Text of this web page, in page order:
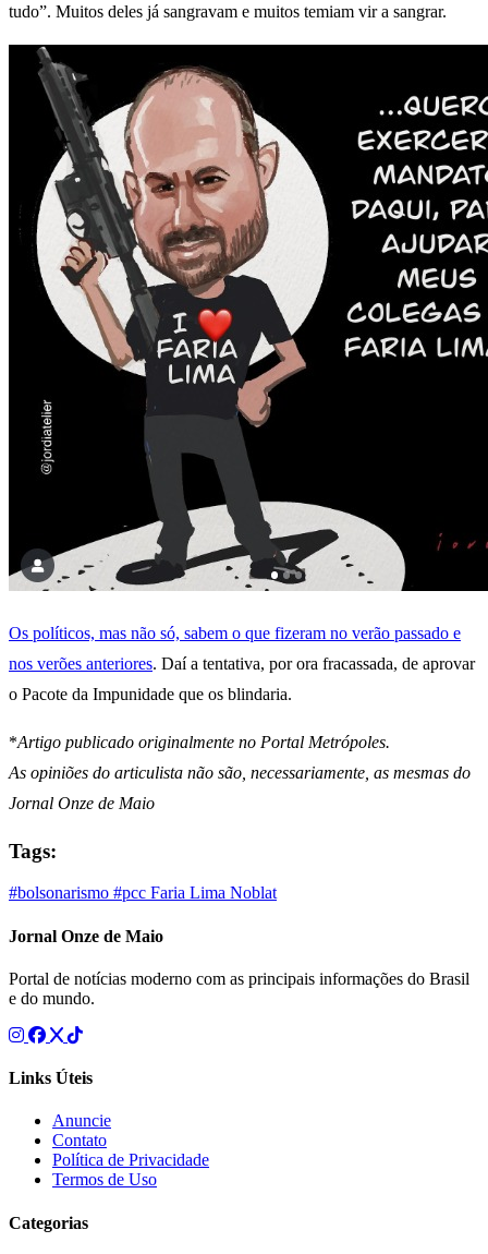
tudo”. Muitos deles já sangravam e muitos temiam vir a sangrar.
Os políticos, mas não só, sabem o que fizeram no verão passado e
nos verões anteriores. Daí a tentativa, por ora fracassada, de aprovar
o Pacote da Impunidade que os blindaria.
*Artigo publicado originalmente no Portal Metrópoles.
As opiniões do articulista não são, necessariamente, as mesmas do
Jornal Onze de Maio
Tags:
#bolsonarismo #pcc Faria Lima Noblat
Jornal Onze de Maio
Portal de notícias moderno com as principais informações do Brasil
e do mundo.
Links Úteis
Anuncie
Contato
Política de Privacidade
Termos de Uso
Categorias